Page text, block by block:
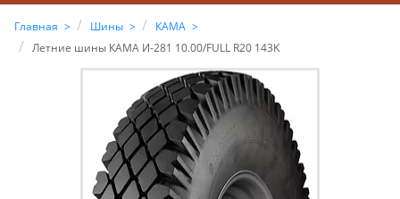
Главная Шины
КАМА
Летние шины КАМА И-281 10.00/FULL R20 143K